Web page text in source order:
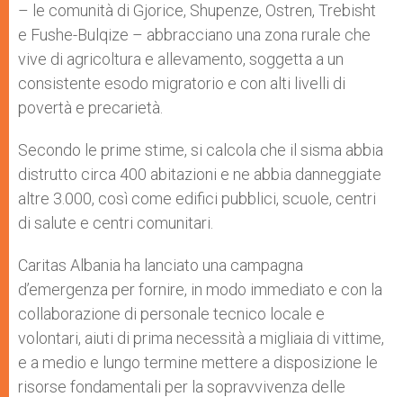
– le comunità di Gjorice, Shupenze, Ostren, Trebisht
e Fushe-Bulqize – abbracciano una zona rurale che
vive di agricoltura e allevamento, soggetta a un
consistente esodo migratorio e con alti livelli di
povertà e precarietà.
Secondo le prime stime, si calcola che il sisma abbia
distrutto circa 400 abitazioni e ne abbia danneggiate
altre 3.000, così come edifici pubblici, scuole, centri
di salute e centri comunitari.
Caritas Albania ha lanciato una campagna
d’emergenza per fornire, in modo immediato e con la
collaborazione di personale tecnico locale e
volontari, aiuti di prima necessità a migliaia di vittime,
e a medio e lungo termine mettere a disposizione le
risorse fondamentali per la sopravvivenza delle